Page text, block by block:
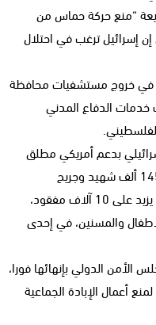
“منع حركة حماس من
إن إسرائيل ترغب في احتلال
في خروج مستشفيات محافظة
الدفاع المدني
الإسرائيلي بدعم أمريكي مطلق
إبادة جماعية بقطاع غزة، خلفت أكثر من 145 ألف شهيد وجريح
فلسطينيين، معظمهم أطفال ونساء، وما يزيد على 10 آلاف مفقود،
والمسنين، في إحدى
الأمن الدولي بإنهائها فورا،
أعمال الإبادة الجماعية